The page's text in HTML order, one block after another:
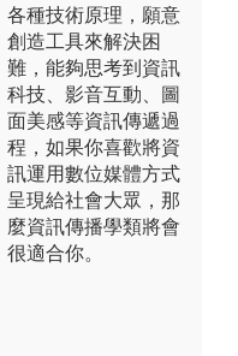
各種技術原理，願意
創造工具來解決困
難，能夠思考到資訊
科技、影音互動、圖
面美感等資訊傳遞過
程，如果你喜歡將資
訊運用數位媒體方式
呈現給社會大眾，那
麼資訊傳播學類將會
很適合你。